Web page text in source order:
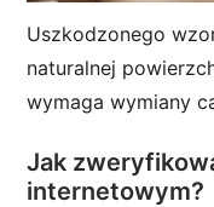
Uszkodzonego
naturalnej
wymaga wymiany
Jak
internetowym?